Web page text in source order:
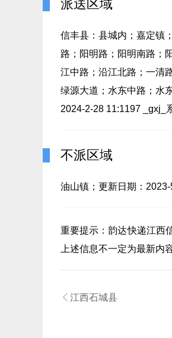
派送区域
信丰县：县城内；嘉定镇
路；阳明路；阳明南路；
江中路；沿江北路；一清
绿源大道；水东中路；水
2024-2-28 11:1197 _gxj_
不派区域
油山镇；更新日期：2023-
重要提示：韵达快递江西
上述信息不一定为最新内
 江西石城县